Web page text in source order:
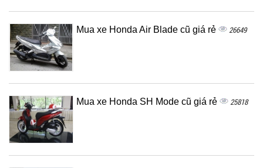
Mua xe Honda Air Blade cũ giá rẻ 26649
Mua xe Honda SH Mode cũ giá rẻ 25818